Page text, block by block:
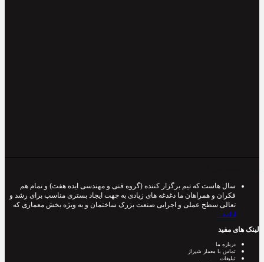
سال هاست که تیم برگزار کننده (گروه فنی و مهندسی ایده هفت) و تمام هم
فکران و همراهان ما دغدغه های زیادی به جهت ایجاد بستری مناسب برای رشد و
تعالی سطح عملی و اجرایی صنعت بزرک ساختمان و به ویژه بخش معماری که
ادامه ..
لینک های مفید
درباره ما
تماس با معمار شیراز
تبلیغات